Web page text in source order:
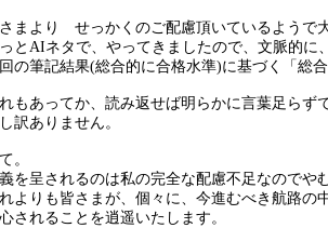
まより せっかくのご配慮頂いているよう
とAIネタで、やってきましたので、文脈的に
の筆記結果(総合的に合格水準)に基づく「総
もあってか、読み返せば明らかに言葉足らず
訳ありません。
。
を呈されるのは私の完全な配慮不足なのでや
よりも皆さまが、個々に、今進むべき航路の
されることを逍遥いたします。